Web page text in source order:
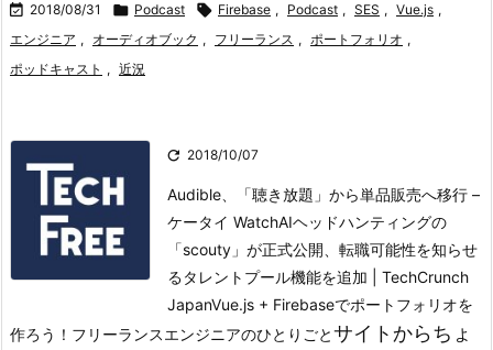
 2018/08/31  Podcast  Firebase , Podcast , SES , Vue.js ,
エンジニア , オーディオブック , フリーランス , ポートフォリオ ,
ポッドキャスト , 近況
 2018/10/07
Audible、「聴き放題」から単品販売へ移行 –
ケータイ WatchAIヘッドハンティングの
「scouty」が正式公開、転職可能性を知らせ
るタレントプール機能を追加 | TechCrunch
JapanVue.js + Firebaseでポートフォリオを
作ろう！ フリーランスエンジニアのひとりごとサイトからちょ